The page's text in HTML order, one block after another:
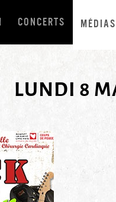
CONCERTS MÉDIAS
LUNDI 8